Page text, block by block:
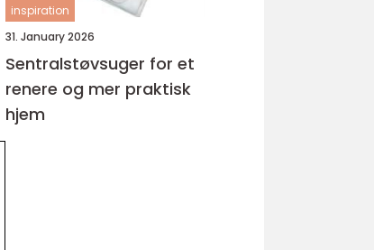
inspiration
31. January 2026
Sentralstøvsuger for et
renere og mer praktisk
hjem